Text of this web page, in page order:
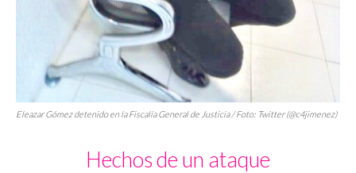
Eleazar Gómez detenido en la Fiscalía General de Justicia / Foto: Twitter (@c4jimenez)
Hechos de un ataque